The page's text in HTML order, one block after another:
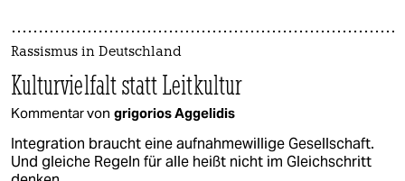
Rassismus in Deutschland
Kulturvielfalt statt Leitkultur
Kommentar von grigorios Aggelidis
Integration braucht eine aufnahmewillige Gesellschaft.
Und gleiche Regeln für alle heißt nicht im Gleichschritt